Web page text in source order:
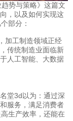
势与策略》这篇文
，以及如何实现这
部分：
加工制造领域正经
传统制造业面临新
人工智能、大数据
堂3d以为：通过深
服务，满足消费者
生产效率，还能在